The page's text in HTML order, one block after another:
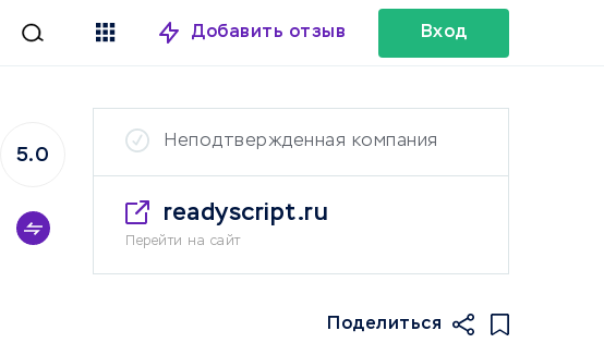
Добавить отзыв Вход
5.0
Неподтвержденная компания
readyscript.ru
Перейти на сайт
Поделиться